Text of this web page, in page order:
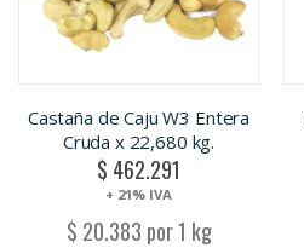
Castaña de Caju W3 Entera
Cruda x 22,680 kg.
$ 462.291
+ 21% IVA
$ 20.383 por 1 kg